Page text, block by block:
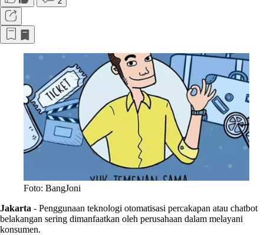
Foto: BangJoni
Jakarta - Penggunaan teknologi otomatisasi percakapan atau chatbot
belakangan sering dimanfaatkan oleh perusahaan dalam melayani
konsumen.